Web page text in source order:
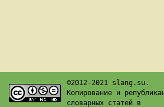
©2012-2021 slang.su.
Копирование и
словарных статей в